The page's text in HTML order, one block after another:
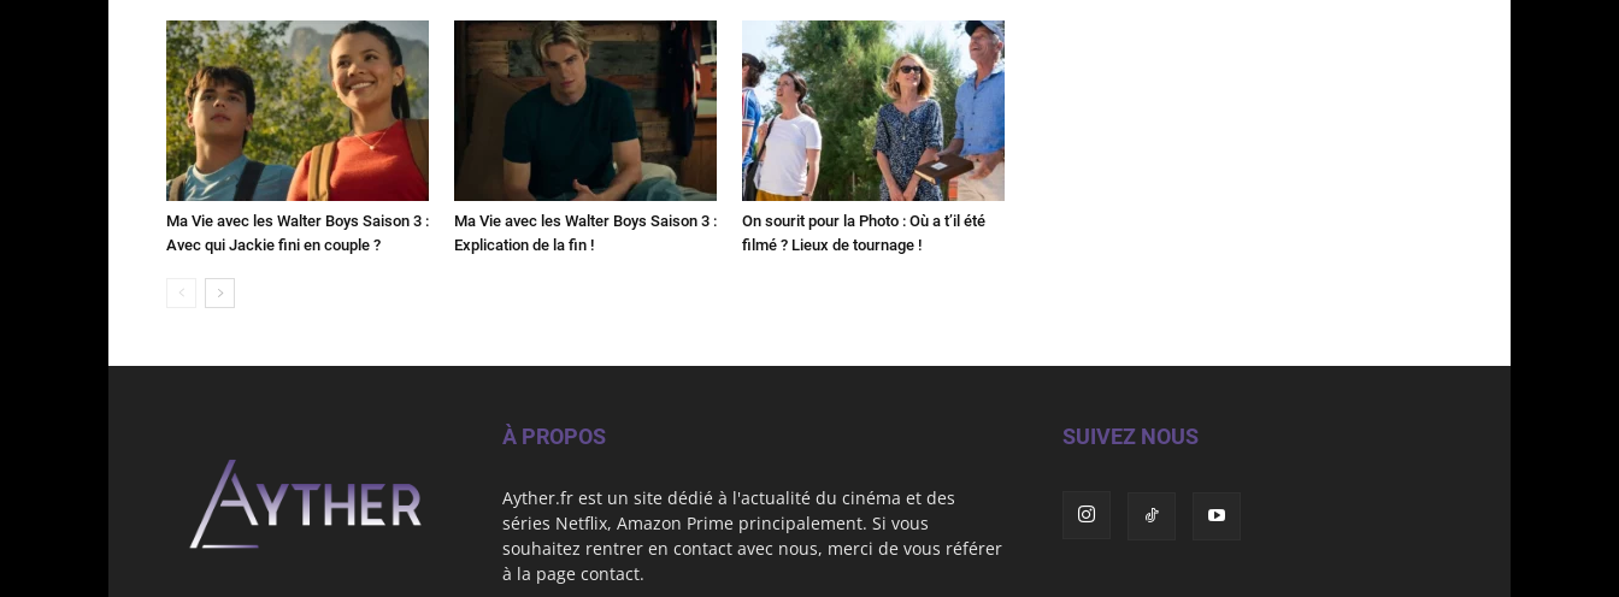
Ma Vie avec les Walter Boys Saison 3 :
Avec qui Jackie fini en couple ?
Ma Vie avec les Walter Boys Saison 3 :
Explication de la fin !
On sourit pour la Photo : Où a t’il été
filmé ? Lieux de tournage !
À PROPOS
Ayther.fr est un site dédié à l'actualité du cinéma et des
séries Netflix, Amazon Prime principalement. Si vous
souhaitez rentrer en contact avec nous, merci de vous référer
à la page contact.
SUIVEZ NOUS